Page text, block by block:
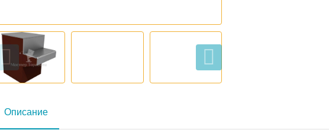
Описание